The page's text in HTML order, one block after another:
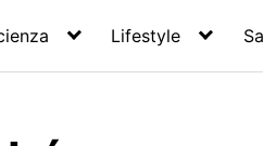
Lifestyle